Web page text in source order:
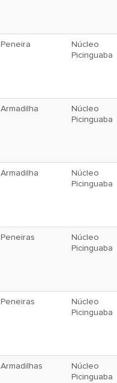
Peneira
Núcleo
Picinguaba
Armadilha
Núcleo
Picinguaba
Armadilha
Núcleo
Picinguaba
Peneiras
Núcleo
Picinguaba
Peneiras
Núcleo
Picinguaba
Armadilhas
Núcleo
Picinguaba